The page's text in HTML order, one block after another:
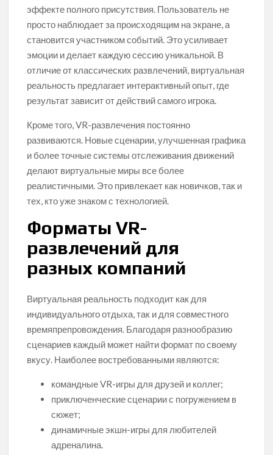
эффекте полного присутствия. Пользователь не
просто наблюдает за происходящим на экране, а
становится участником событий. Это усиливает
эмоции и делает каждую сессию уникальной. В
отличие от классических развлечений, виртуальная
реальность предлагает интерактивный опыт, где
результат зависит от действий самого игрока.
Кроме того, VR-развлечения постоянно
развиваются. Новые сценарии, улучшенная графика
и более точные системы отслеживания движений
делают виртуальные миры все более
реалистичными. Это привлекает как новичков, так и
тех, кто уже знаком с технологией.
Форматы VR-
развлечений для
разных компаний
Виртуальная реальность подходит как для
индивидуального отдыха, так и для совместного
времяпрепровождения. Благодаря разнообразию
сценариев каждый может найти формат по своему
вкусу. Наиболее востребованными являются:
командные VR-игры для друзей и коллег;
приключенческие сценарии с погружением в
сюжет;
динамичные экшн-игры для любителей
адреналина.